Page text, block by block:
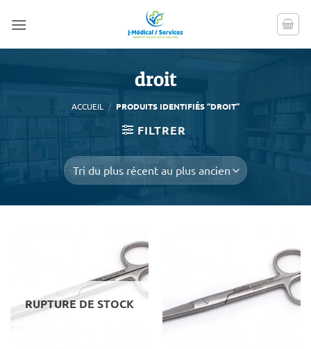
droit
ACCUEIL / PRODUITS IDENTIFIÉS “DROIT”
FILTRER
RUPTURE DE STOCK